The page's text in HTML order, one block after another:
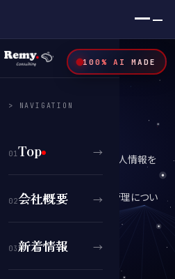
×
> NAVIGATION
01Top →
02会社概要 →
03 新着情報 →
00: 00
リシー
スにおける、ユーザーの個人情報を
す。
・利用・第三者提供・安全管理につい
COOKIE SECURITY
100% AI MADE